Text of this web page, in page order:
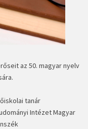
az 50. magyar nyelv
tanár
Intézet Magyar